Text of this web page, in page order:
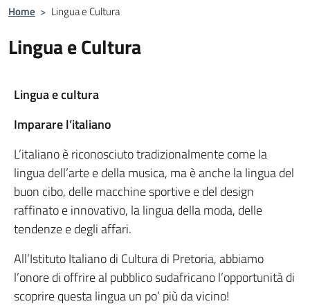
Home > Lingua e Cultura
Lingua e Cultura
Lingua e cultura
Imparare l’italiano
L’italiano è riconosciuto tradizionalmente come la
lingua dell’arte e della musica, ma è anche la lingua del
buon cibo, delle macchine sportive e del design
raffinato e innovativo, la lingua della moda, delle
tendenze e degli affari.
All’Istituto Italiano di Cultura di Pretoria, abbiamo
l’onore di offrire al pubblico sudafricano l’opportunità di
scoprire questa lingua un po’ più da vicino!